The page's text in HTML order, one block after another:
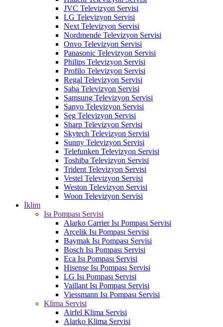
JVC Televizyon Servisi
LG Televizyon Servisi
Next Televizyon Servisi
Nordmende Televizyon Servisi
Onvo Televizyon Servisi
Panasonic Televizyon Servisi
Philips Televizyon Servisi
Profilo Televizyon Servisi
Regal Televizyon Servisi
Saba Televizyon Servisi
Samsung Televizyon Servisi
Sanyo Televizyon Servisi
Seg Televizyon Servisi
Sharp Televizyon Servisi
Skytech Televizyon Servisi
Sunny Televizyon Servisi
Telefunken Televizyon Servisi
Toshiba Televizyon Servisi
Trident Televizyon Servisi
Vestel Televizyon Servisi
Weston Televizyon Servisi
Woon Televizyon Servisi
İklim
Isı Pompası Servisi
Alarko Carrier Isı Pompası Servisi
Arçelik Isı Pompası Servisi
Baymak Isı Pompası Servisi
Bosch Isı Pompası Servisi
Eca Isı Pompası Servisi
Hisense Isı Pompası Servisi
LG Isı Pompası Servisi
Vaillant Isı Pompası Servisi
Viessmann Isı Pompası Servisi
Klima Servisi
Airfel Klima Servisi
Alarko Klima Servisi